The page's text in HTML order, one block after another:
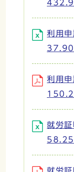
利用
利用
就労
就労